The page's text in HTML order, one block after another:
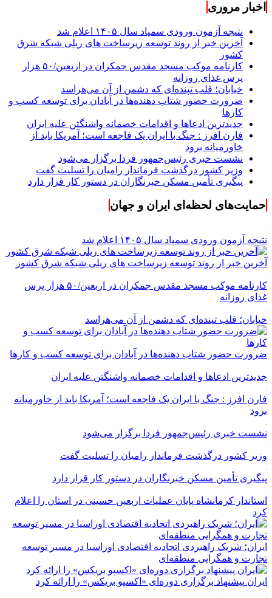
اخبار مروری
نتیجه آزمون ورودی سمپاد سال ۱۴۰۵ اعلام شد
آخرین خبر از روند توسعه زیرساخت های ریلی شبکه شرق
کشور
کارنامه موکب مسجد مقدس جمکران در اربعین/۵۰ هزار
پرس غذای روزانه
خیابان؛ قلب تپنده‌ای که دشمن از آن می‌هراسد
ضرورت حضور شتاب ‌دهنده‌ها در آبادان برای توسعه کسب‌ و
کارها
جدیدترین ادعاها و اقدامات خصمانه واشنگتن علیه ایران
فارن افرز : جنگ با ایران یک فاجعه است؛ آمریکا باید از
خاورمیانه برود
نشست خبری رئیس‌جمهور فردا برگزار می‌شود
وزیر کشور درگذشت فرماندار رامیان را تسلیت گفت
پیگیری تأمین مسکن خبرنگاران در دستور کار قرار دارد
حمایت‌های لحظه‌ای ایران و جهان
نتیجه آزمون ورودی سمپاد سال ۱۴۰۵ اعلام شد
آخرین خبر از روند توسعه زیرساخت های ریلی شبکه شرق کشور
کارنامه موکب مسجد مقدس جمکران در اربعین/۵۰ هزار پرس
غذای روزانه
خیابان؛ قلب تپنده‌ای که دشمن از آن می‌هراسد
ضرورت حضور شتاب ‌دهنده‌ها در آبادان برای توسعه کسب‌ و کارها
جدیدترین ادعاها و اقدامات خصمانه واشنگتن علیه ایران
فارن افرز : جنگ با ایران یک فاجعه است؛ آمریکا باید از خاورمیانه
برود
نشست خبری رئیس‌جمهور فردا برگزار می‌شود
وزیر کشور درگذشت فرماندار رامیان را تسلیت گفت
پیگیری تأمین مسکن خبرنگاران در دستور کار قرار دارد
استاندار کرمانشاه پایان عملیات اربعین حسینی در استان را اعلام
کرد
ایران؛ شریک راهبردی اتحادیه اقتصادی اوراسیا در مسیر توسعه
تجارت و همگرایی منطقه‌ای
ایران پیشنهاد برگزاری دوره‌ای «اکسپو بریکس» را ارائه کرد